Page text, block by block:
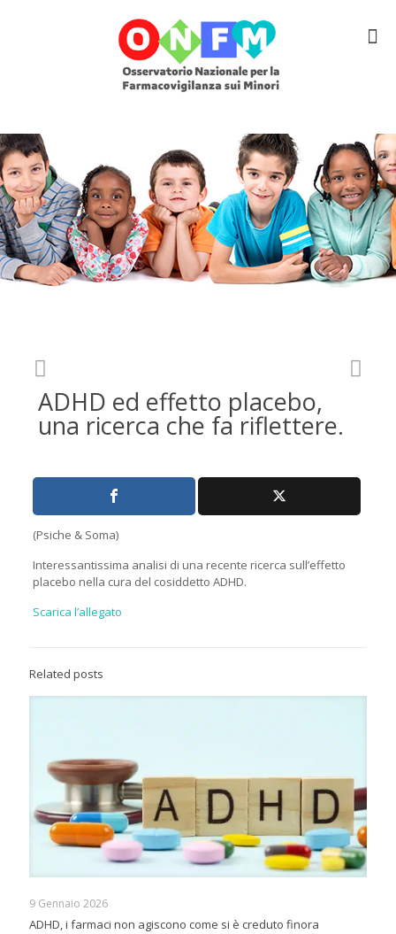
ADHD ed effetto placebo,
una ricerca che fa riflettere.
(Psiche & Soma)
Interessantissima analisi di una recente ricerca sull’effetto
placebo nella cura del cosiddetto ADHD.
Scarica l’allegato
Related posts
9 Gennaio 2026
ADHD, i farmaci non agiscono come si è creduto finora